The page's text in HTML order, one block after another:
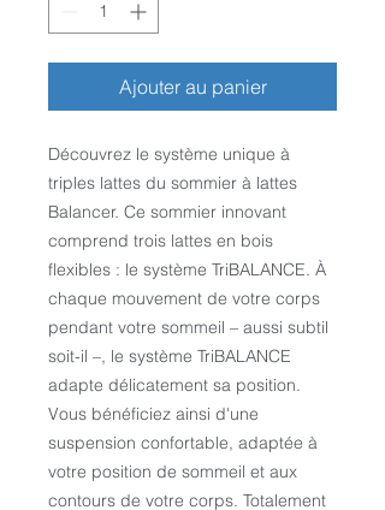
Ajouter au panier
Découvrez le système unique à
triples lattes du sommier à lattes
Balancer. Ce sommier innovant
comprend trois lattes en bois
flexibles : le système TriBALANCE. À
chaque mouvement de votre corps
pendant votre sommeil – aussi subtil
soit-il –, le système TriBALANCE
adapte délicatement sa position.
Vous bénéficiez ainsi d'une
suspension confortable, adaptée à
votre position de sommeil et aux
contours de votre corps. Totalement